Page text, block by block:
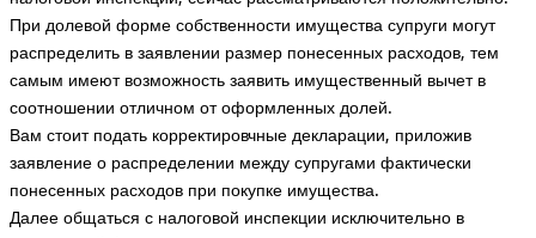
При долевой форме собственности имущества супруги могут
распределить в заявлении размер понесенных расходов, тем
самым имеют возможность заявить имущественный вычет в
соотношении отличном от оформленных долей.
Вам стоит подать корректировчные декларации, приложив
заявление о распределении между супругами фактически
понесенных расходов при покупке имущества.
Далее общаться с налоговой инспекции исключительно в